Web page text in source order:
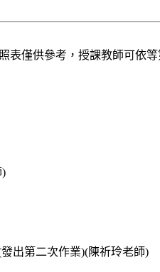
表僅供參考，授課教師可依
)
(發出第二次作業)(陳祈玲老師)